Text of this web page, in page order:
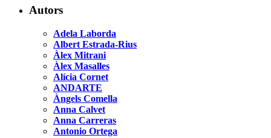
Autors
Adela Laborda
Albert Estrada-Rius
Àlex Mitrani
Àlex Masalles
Alícia Cornet
ANDARTE
Àngels Comella
Anna Calvet
Anna Carreras
Antonio Ortega